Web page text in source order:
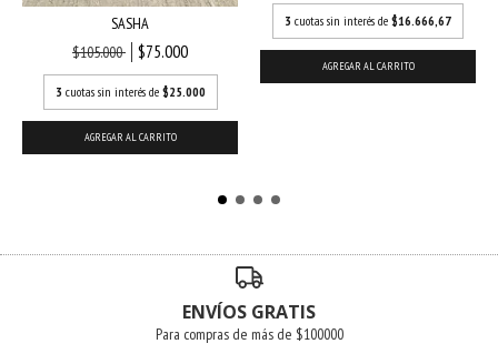
SASHA
$105.000
$75.000
3 cuotas sin interés de $25.000
AGREGAR AL CARRITO
3 cuotas sin interés de $16.666,67
AGREGAR AL CARRITO
ENVÍOS GRATIS
Para compras de más de $100000